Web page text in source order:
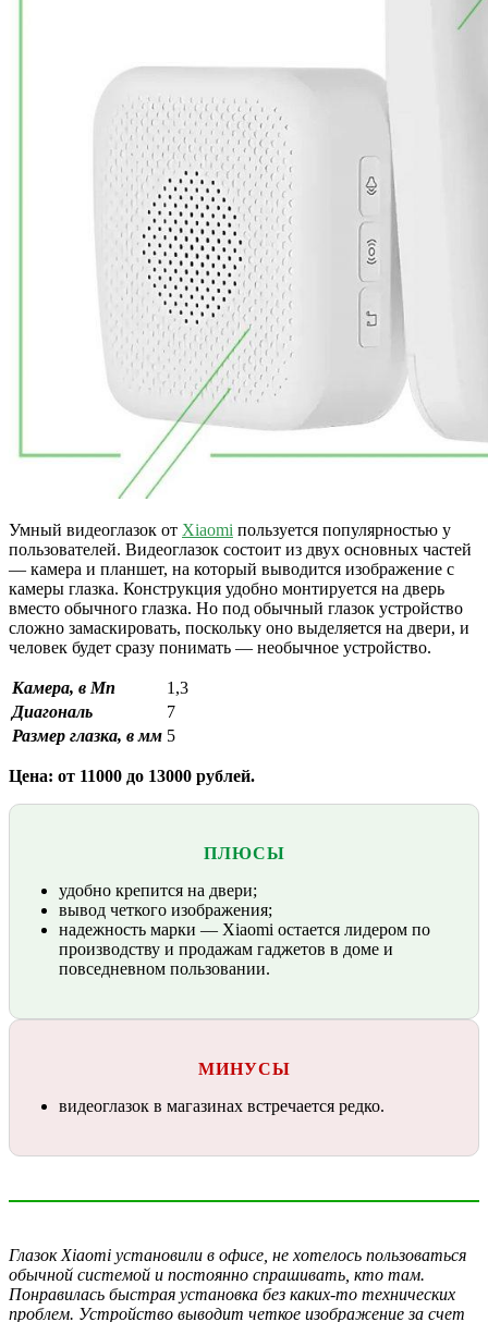
Умный видеоглазок от Xiaomi пользуется популярностью у
пользователей. Видеоглазок состоит из двух основных частей
— камера и планшет, на который выводится изображение с
камеры глазка. Конструкция удобно монтируется на дверь
вместо обычного глазка. Но под обычный глазок устройство
сложно замаскировать, поскольку оно выделяется на двери, и
человек будет сразу понимать — необычное устройство.
Камера, в Мп
1,3
Диагональ
7
Размер глазка, в мм 5
Цена: от 11000 до 13000 рублей.
ПЛЮСЫ
удобно крепится на двери;
вывод четкого изображения;
надежность марки — Xiaomi остается лидером по
производству и продажам гаджетов в доме и
повседневном пользовании.
МИНУСЫ
видеоглазок в магазинах встречается редко.
Глазок Xiaomi установили в офисе, не хотелось пользоваться
обычной системой и постоянно спрашивать, кто там.
Понравилась быстрая установка без каких-то технических
проблем. Устройство выводит четкое изображение за счет